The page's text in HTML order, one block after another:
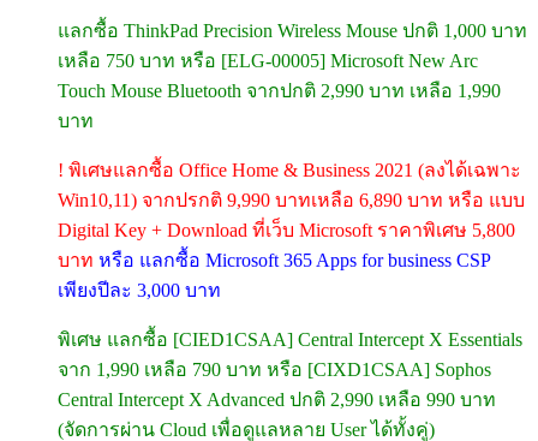
แลกซื้อ ThinkPad Precision Wireless Mouse ปกติ 1,000 บาท
เหลือ 750 บาท หรือ [ELG-00005] Microsoft New Arc
Touch Mouse Bluetooth จากปกติ 2,990 บาท เหลือ 1,990
บาท
! พิเศษแลกซื้อ Office Home & Business 2021 (ลงได้เฉพาะ
Win10,11) จากปรกติ 9,990 บาทเหลือ 6,890 บาท หรือ แบบ
Digital Key + Download ที่เว็บ Microsoft ราคาพิเศษ 5,800
บาท หรือ แลกซื้อ Microsoft 365 Apps for business CSP
เพียงปีละ 3,000 บาท
พิเศษ แลกซื้อ [CIED1CSAA] Central Intercept X Essentials
จาก 1,990 เหลือ 790 บาท หรือ [CIXD1CSAA] Sophos
Central Intercept X Advanced ปกติ 2,990 เหลือ 990 บาท
(จัดการผ่าน Cloud เพื่อดูแลหลาย User ได้ทั้งคู่)